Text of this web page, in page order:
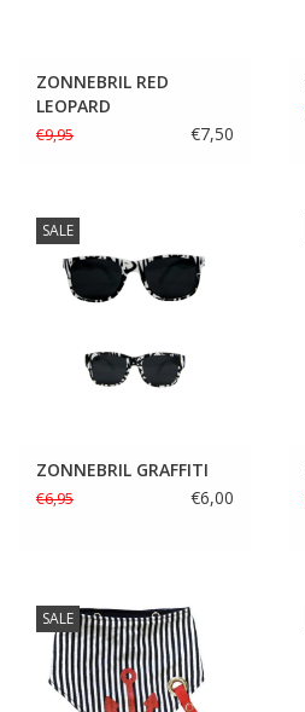
ZONNEBRIL RED
LEOPARD
€9,95 €7,50
SALE
ZONNEBRIL GRAFFITI
€6,95 €6,00
SALE